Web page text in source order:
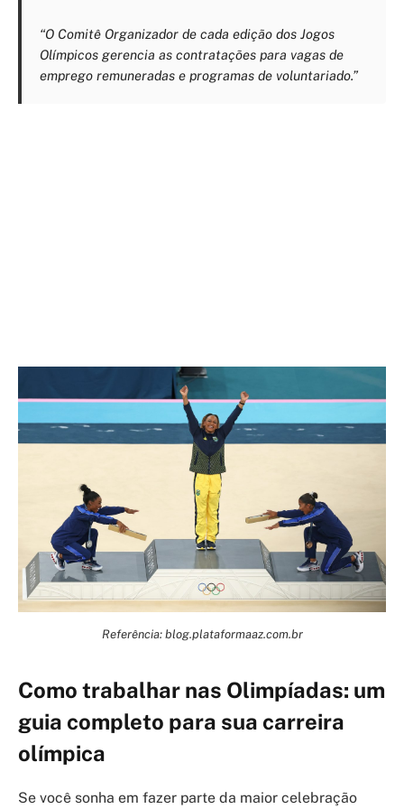
“O Comitê Organizador de cada edição dos Jogos
Olímpicos gerencia as contratações para vagas de
emprego remuneradas e programas de voluntariado.”
Referência: blog.plataformaaz.com.br
Como trabalhar nas Olimpíadas: um
guia completo para sua carreira
olímpica
Se você sonha em fazer parte da maior celebração